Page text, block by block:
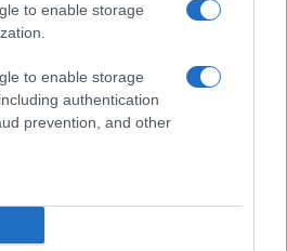
to enable storage
to enable storage
authentication
prevention, and other